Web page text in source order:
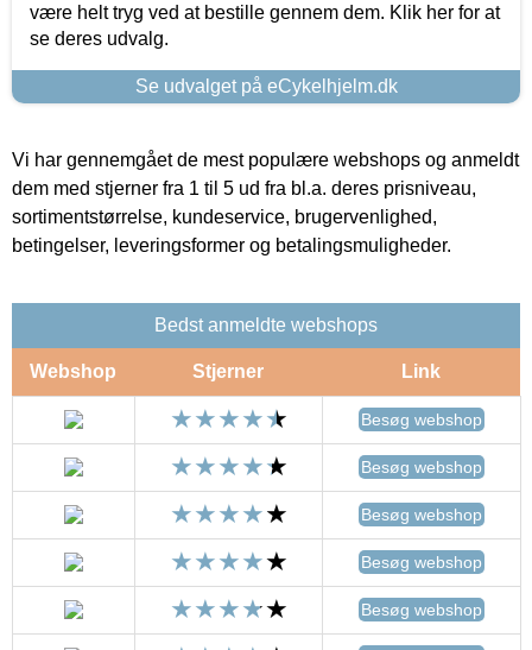
være helt tryg ved at bestille gennem dem. Klik her for at
se deres udvalg.
Se udvalget på eCykelhjelm.dk
Vi har gennemgået de mest populære webshops og anmeldt
dem med stjerner fra 1 til 5 ud fra bl.a. deres prisniveau,
sortimentstørrelse, kundeservice, brugervenlighed,
betingelser, leveringsformer og betalingsmuligheder.
Bedst anmeldte webshops
Webshop Stjerner Link
Besøg webshop
Besøg webshop
Besøg webshop
Besøg webshop
Besøg webshop